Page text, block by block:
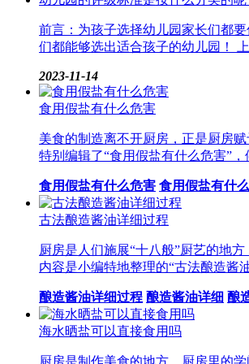
前言：为孩子选择幼儿园家长们都
们都能够选出适合孩子的幼儿园！
2023-11-14
食用假盐有什么危害
美食的制造离不开厨房，正是厨房
特别编辑了“食用假盐有什么危害”
食用假盐有什么危害 食用假盐有什么
古法酿造酱油详细过程
厨房是人们施展“十八般”厨艺的地
内容是小编特地整理的“古法酿造酱
酿造酱油详细过程 酿造酱油详细 酿
海水晒盐可以直接食用吗
厨房是制作美食的地方，厨房里的